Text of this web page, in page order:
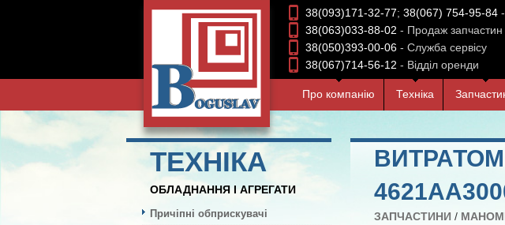
38(093)171-32-77; 38(067) 754-95-84
38(063)033-88-02 - Продаж запчастин
38(050)393-00-06 - Служба сервісу
38(067)714-56-12 - Відділ оренди
Про компанiю Технiка
ЗАПЧАСТИНИ /
ТЕХНIКА
ОБЛАДНАННЯ І АГРЕГАТИ
Причіпні обприскувачі